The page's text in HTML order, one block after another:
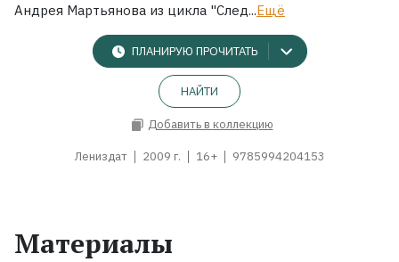
Андрея Мартьянова из цикла "След...Ещё
ПЛАНИРУЮ ПРОЧИТАТЬ
НАЙТИ
Добавить в коллекцию
Лениздат 2009 г. 16+ 9785994204153
Материалы